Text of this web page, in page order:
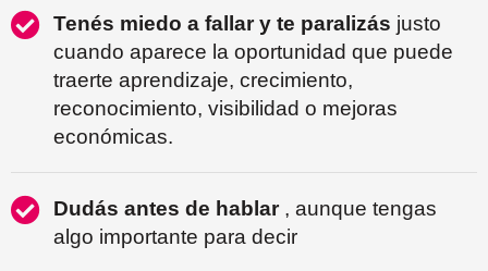
Tenés miedo a fallar y te paralizás justo
cuando aparece la oportunidad que puede
traerte aprendizaje, crecimiento,
reconocimiento, visibilidad o mejoras
económicas.
Dudás antes de hablar , aunque tengas
algo importante para decir